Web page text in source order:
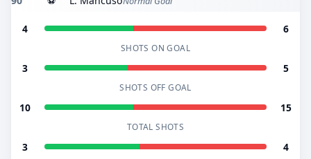
4 6
SHOTS ON GOAL
3 5
SHOTS OFF GOAL
10 15
TOTAL SHOTS
3 4